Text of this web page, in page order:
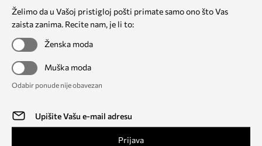
Želimo da u Vašoj pristigloj pošti primate samo ono što Vas
zaista zanima. Recite nam, je li to:
Ženska moda
Muška moda
Odabir ponude nije obavezan
Prijava